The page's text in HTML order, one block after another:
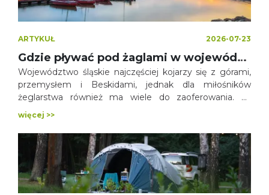
ARTYKUŁ 2026-07-23
Gdzie pływać pod żaglami w województwie śląskim? Lista najlepszych jezior i zbiorników dla żeglarzy
Województwo śląskie najczęściej kojarzy się z górami,
przemysłem i Beskidami, jednak dla miłośników
żeglarstwa również ma wiele do zaoferowania. W
regionie znajduje się kilkanaście dużych jezior i
zbiorników retencyjnych, które oferują bardzo dobre
warunki do pływania pod żaglami.
więcej >>